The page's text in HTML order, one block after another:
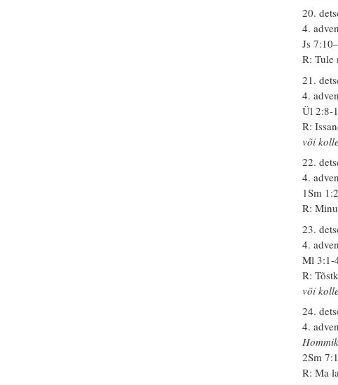
20.
4.
Js
R: Tule
21.
4.
Ül 2:8-
R:
või
22.
4.
1Sm
R:
23.
4.
Ml 3:1-
R:
või
24.
4.
2Sm
R: Ma